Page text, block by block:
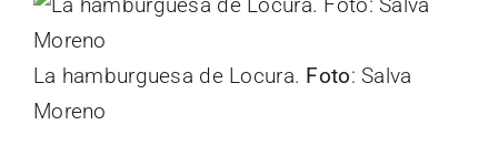
La hamburguesa de Locura. Foto: Salva
Moreno